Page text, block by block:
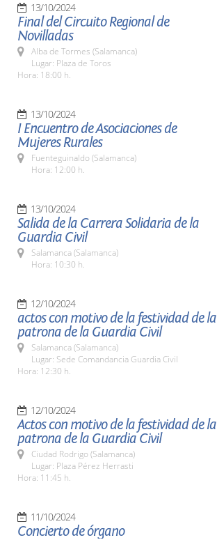
13/10/2024
Final del Circuito Regional de
Novilladas
Alba de Tormes (Salamanca)
Lugar: Plaza de Toros
Hora: 18:00 h.
13/10/2024
I Encuentro de Asociaciones de
Mujeres Rurales
Fuenteguinaldo (Salamanca)
Hora: 12:00 h.
13/10/2024
Salida de la Carrera Solidaria de la
Guardia Civil
Salamanca (Salamanca)
Hora: 10:30 h.
12/10/2024
actos con motivo de la festividad de la
patrona de la Guardia Civil
Salamanca (Salamanca)
Lugar: Sede Comandancia Guardia Civil
Hora: 12:30 h.
12/10/2024
Actos con motivo de la festividad de la
patrona de la Guardia Civil
Ciudad Rodrigo (Salamanca)
Lugar: Plaza Pérez Herrasti
Hora: 11:45 h.
11/10/2024
Concierto de órgano